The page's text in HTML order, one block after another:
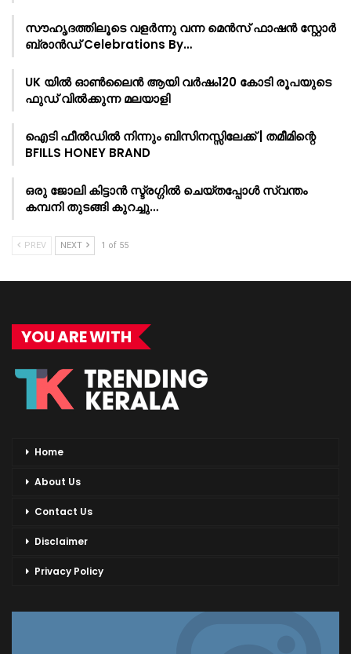
സൗഹൃദത്തിലൂടെ വളർന്നു വന്ന മെൻസ് ഫാഷൻ സ്റ്റോർ
ബ്രാൻഡ് Celebrations By…
UK യിൽ ഓൺലൈൻ ആയി വർഷം120 കോടി രൂപയുടെ
ഫുഡ് വിൽക്കുന്ന മലയാളി
ഐടി ഫീൽഡിൽ നിന്നും ബിസിനസ്സിലേക്ക് | തമീമിന്റെ
BFILLS HONEY BRAND
ഒരു ജോലി കിട്ടാൻ സ്ട്രഗ്ഗിൽ ചെയ്തപ്പോൾ സ്വന്തം
കമ്പനി തുടങ്ങി കുറച്ചു…
PREV NEXT 1 of 55
YOU ARE WITH
Home
About Us
Contact Us
Disclaimer
Privacy Policy